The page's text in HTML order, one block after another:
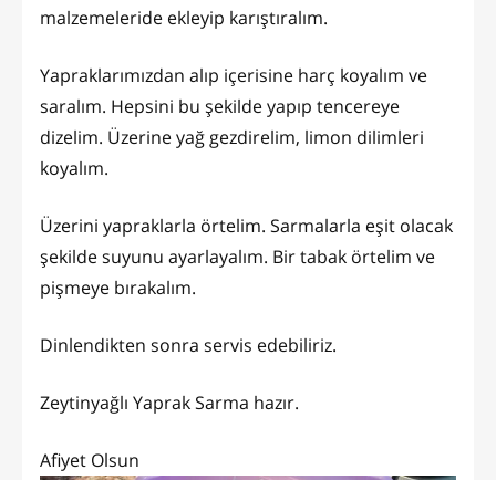
malzemeleride ekleyip karıştıralım.
Yapraklarımızdan alıp içerisine harç koyalım ve
saralım. Hepsini bu şekilde yapıp tencereye
dizelim. Üzerine yağ gezdirelim, limon dilimleri
koyalım.
Üzerini yapraklarla örtelim. Sarmalarla eşit olacak
şekilde suyunu ayarlayalım. Bir tabak örtelim ve
pişmeye bırakalım.
Dinlendikten sonra servis edebiliriz.
Zeytinyağlı Yaprak Sarma hazır.
Afiyet Olsun